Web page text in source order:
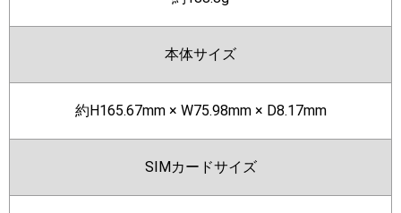
本体サイズ
約H165.67mm × W75.98mm × D8.17mm
SIMカードサイズ